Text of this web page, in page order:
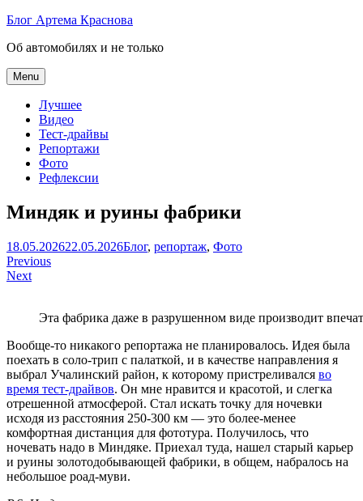
Skip
content
Блог Артема Краснова
Об автомобилях и не только
Menu
Лучшее
Видео
Тест-драйвы
Репортажи
Фото
Рефлексии
Миндяк и руины фабрики
Артем
Краснов
18.05.202622.05.2026Блог, репортаж, Фото
Навигация
по
Previous
Next
Эта фабрика даже в разрушенном виде производит
Вообще-то никакого репортажа не планировалось. Идея была
поехать в соло-трип с палаткой, и в качестве направления я
выбрал Учалинский район, к которому пристреливался во
время тест-драйвов. Он мне нравится и красотой, и слегка
отрешенной атмосферой. Стал искать точку для ночевки
исходя из расстояния 250-300 км — это более-менее
комфортная дистанция для фототура. Получилось, что
ночевать надо в Миндяке. Приехал туда, нашел старый карьер
и руины золотодобывающей фабрики, в общем, набралось на
небольшое роад-муви.